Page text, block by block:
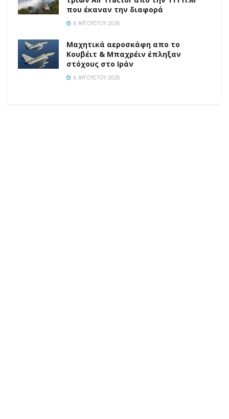
που έκαναν την διαφορά
6 ΑΥΓΟΎΣΤΟΥ 2026
Mαχητικά αεροσκάφη απο το
Κουβέιτ & Μπαχρέιν έπληξαν
στόχους στο Ιράν
6 ΑΥΓΟΎΣΤΟΥ 2026